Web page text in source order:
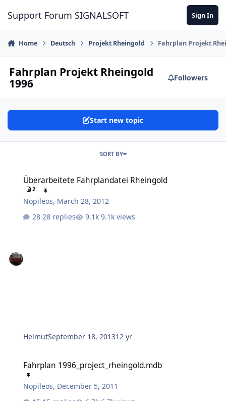
Support Forum SIGNALSOFT Sign In
Home Deutsch Projekt Rheingold Fahrplan Projekt
Fahrplan Projekt Rheingold
1996
Followers
Start new topic
SORT BY
Überarbeitete Fahrplandatei Rheingold
2
Nopileos, March 28, 2012
28 replies
9.1k views
HelmutSeptember 18, 201312 yr
Fahrplan 1996_project_rheingold.mdb
Nopileos, December 5, 2011